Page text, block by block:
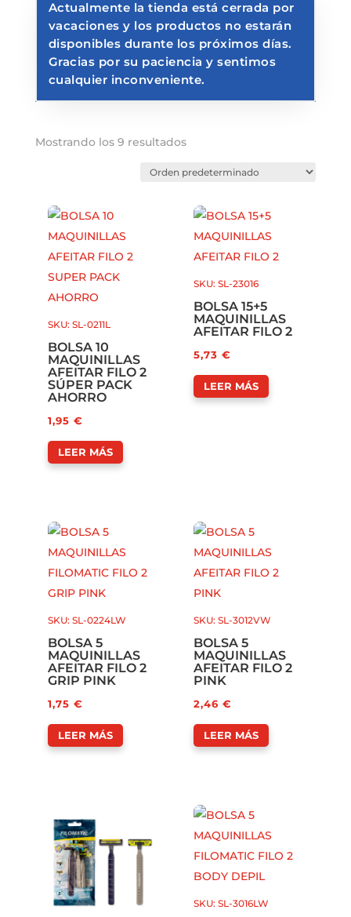
Actualmente la tienda está cerrada por
vacaciones y los productos no estarán
disponibles durante los próximos días.
Gracias por su paciencia y sentimos
cualquier inconveniente.
Mostrando los 9 resultados
SKU: SL-0211L
BOLSA 10
MAQUINILLAS
AFEITAR FILO 2
SÚPER PACK
AHORRO
1,95 €
LEER MÁS
SKU: SL-23016
BOLSA 15+5
MAQUINILLAS
AFEITAR FILO 2
5,73€
LEER MÁS
SKU: SL-0224LW
BOLSA 5
MAQUINILLAS
AFEITAR FILO 2
GRIP PINK
1,75 €
LEER MÁS
SKU: SL-3012VW
BOLSA 5
MAQUINILLAS
AFEITAR FILO 2
PINK
2,46€
LEER MÁS
SKU: SL-3016LW